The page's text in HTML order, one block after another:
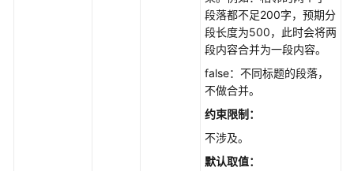
段落都不足200字，预期分
段长度为500，此时会将两
段内容合并为一段内容。
false：不同标题的段落，
不做合并。
约束限制：
不涉及。
默认取值：